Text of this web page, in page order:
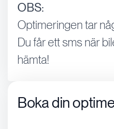
OBS:
Optimeringen tar
Du får ett sms när
hämta!
Boka din